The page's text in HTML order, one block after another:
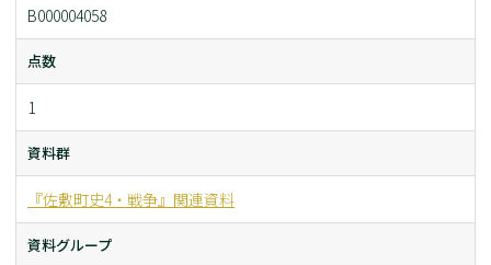
B000004058
点数
1
資料群
『佐敷町史4・戦争』関連資料
資料グループ